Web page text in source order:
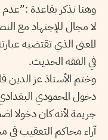
وهنا نذكر بقاعدة
لا مجال للإجتهاد مع
المعنى الذي تقتضيه
في الفقه الحديث.
وختم الأستاذ عز الدين
دخول المحمودي
جريمة ﻷنه كان دخولا
آراء محاكم التعقيب في